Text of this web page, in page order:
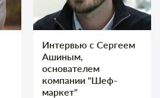
Интервью с Сергеем
Ашиным,
основателем
компании "Шеф-
маркет"